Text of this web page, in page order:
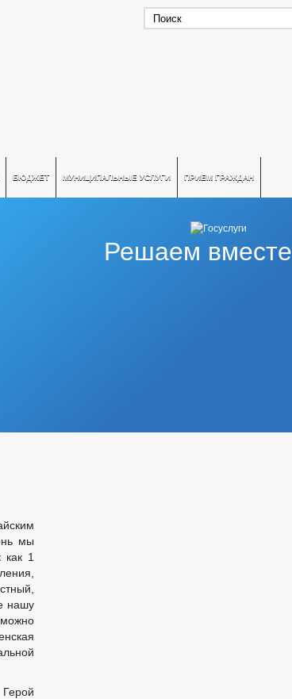
БЮДЖЕТ МУНИЦИПАЛЬНЫЕ УСЛУГИ ПРИЕМ ГРАЖДАН
Решаем вместе
мы
как 1
нашу